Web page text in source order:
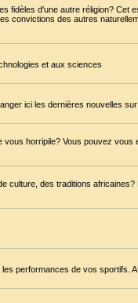
fidèles d'une autre réligion? Cet
convictions des autres
et aux sciences
ici les dernières nouvelles
horripile? Vous pouvez
culture, des traditions
performances de vos sportifs.